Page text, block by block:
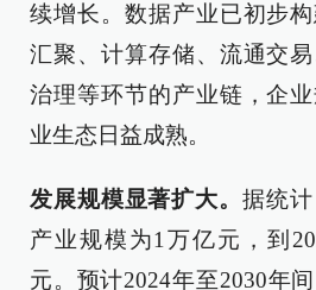
续增长。数据产业已初步
汇聚、计算存储、流通交
治理等环节的产业链，企
业生态日益成熟。
发展规模显著扩大。 据统
产业规模为1万亿元，到
元。预计2024年至2030年